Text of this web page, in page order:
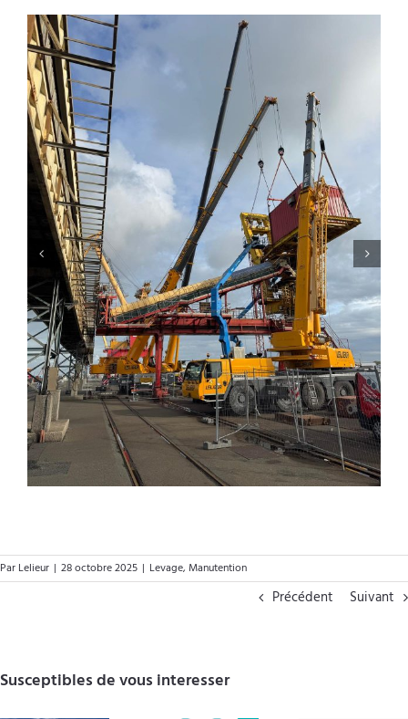
Par Lelieur | 28 octobre 2025 | Levage, Manutention
Précédent Suivant
Susceptibles de vous interesser